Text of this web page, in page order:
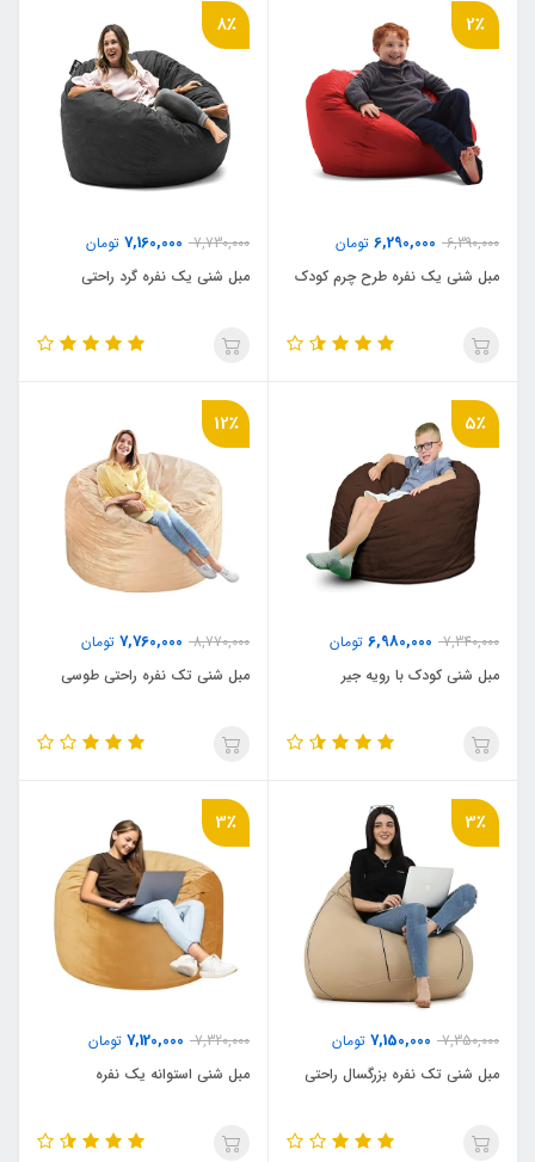
2٪
6,390,000
6,290,000 تومان
مبل شنی یک نفره طرح چرم کودک
8٪
7,730,000
7,160,000 تومان
مبل شنی یک نفره گرد راحتی
5٪
7,340,000
6,980,000 تومان
مبل شنی کودک با رویه جیر
12٪
8,770,000
7,760,000 تومان
مبل شنی تک نفره راحتی طوسی
3٪
7,350,000
7,150,000 تومان
مبل شنی تک نفره بزرگسال راحتی
3٪
7,320,000
7,120,000 تومان
مبل شنی استوانه یک نفره